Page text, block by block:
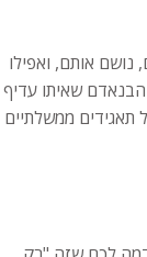
נושם אותם, ואפילו
שאיתו עדיף
תאגידים ממשלתיים